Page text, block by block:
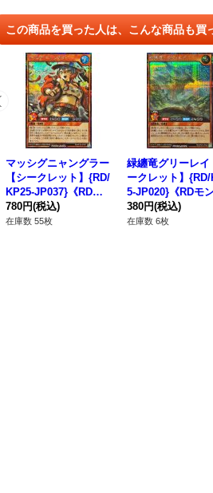
この商品を買った人は、こんな商品も買
マッシグニャングラー
【シークレット】{RD/
KP25-JP037}《RDモ
ンスター》
780円(税込)
在庫数 55枚
緑纏竜グリーレイ
ークレット】
5-JP020}《RDモ
ター》
380円(税込)
在庫数 6枚